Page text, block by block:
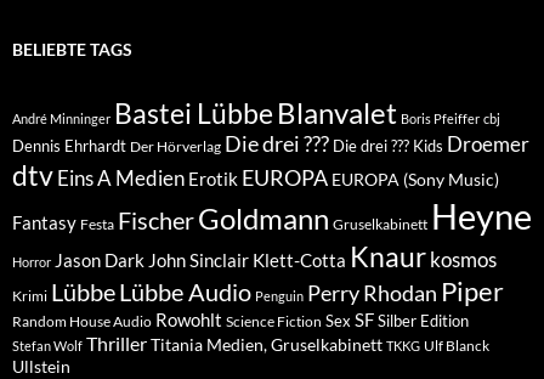
BELIEBTE TAGS
André Minninger Bastei Lübbe Blanvalet Boris Pfeiffer cbj
Dennis Ehrhardt Der Hörverlag Die drei ??? Die drei ??? Kids Droemer
dtvEins A Medien Erotik EUROPA EUROPA (Sony Music)
Fantasy Festa FischerGoldmann Gruselkabinett Heyne
Horror Jason Dark John Sinclair Klett-Cotta Knaur kosmos
Krimi LübbeLübbe Audio Penguin Perry Rhodan Piper
Random House Audio Rowohlt Science Fiction Sex SFSilber Edition
Stefan Wolf ThrillerTitania Medien, Gruselkabinett TKKG Ulf Blanck
Ullstein